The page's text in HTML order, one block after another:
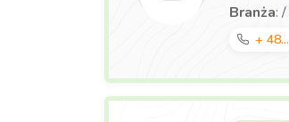
Branża: /
+ 48...